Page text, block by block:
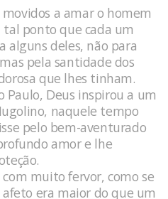
a amar o homem
tal ponto que cada um
alguns deles, não para
pela santidade dos
que lhes tinham.
Paulo, Deus inspirou a um
naquele tempo
pelo bem-aventurado
amor e lhe
muito fervor, como se
afeto era maior do que um